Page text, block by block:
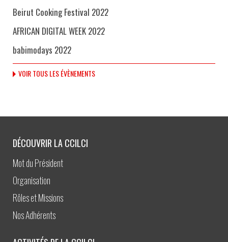
Beirut Cooking Festival 2022
AFRICAN DIGITAL WEEK 2022
babimodays 2022
VOIR TOUS LES ÉVÈNEMENTS
DÉCOUVRIR LA CCILCI
Mot du Président
Organisation
Rôles et Missions
Nos Adhérents